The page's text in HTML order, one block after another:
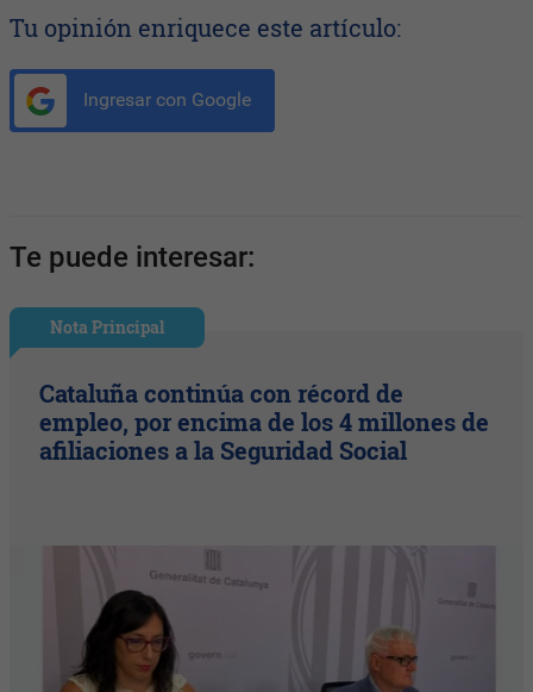
Tu opinión enriquece este artículo:
Ingresar con Google
Te puede interesar:
Nota Principal
Cataluña continúa con récord de
empleo, por encima de los 4 millones de
afiliaciones a la Seguridad Social